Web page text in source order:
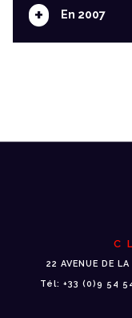
+ En 2007
22 AVENUE DE
Tél: +33 (0)9 54 54